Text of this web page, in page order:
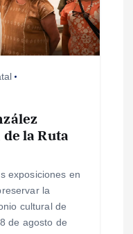
la Ruta
exposiciones en
la
cultural de
de agosto de